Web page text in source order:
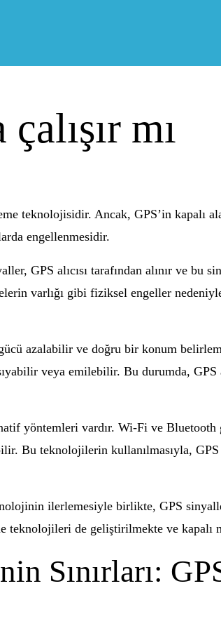
mı
teknolojisidir. Ancak, GPS’in kapalı
engellenmesidir.
GPS alıcısı tarafından alınır ve bu
varlığı gibi fiziksel engeller
azalabilir ve doğru bir konum
veya emilebilir. Bu durumda, GPS
yöntemleri vardır. Wi-Fi ve
Bu teknolojilerin kullanılmasıyla,
ilerlemesiyle birlikte, GPS
de geliştirilmekte ve kapalı
Sınırları: